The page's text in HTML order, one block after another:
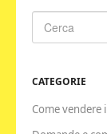
CATEGORIE
Come vendere